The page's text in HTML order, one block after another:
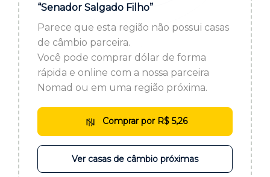
CADASTRE-SE
“Senador Salgado Filho”
Parece que esta região não possui casas
de câmbio parceira.
Você pode comprar dólar de forma
rápida e online com a nossa parceira
Nomad ou em uma região próxima.
Comprar por R$ 5,26
Ver casas de câmbio próximas